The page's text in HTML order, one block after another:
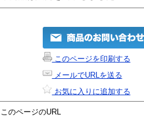
このページを印刷する
メールでURLを送る
お気に入りに追加する
このページのURL